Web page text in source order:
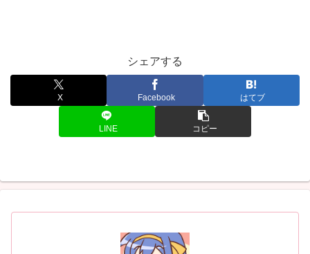
シェアする
X Facebook はてブ
LINE コピー